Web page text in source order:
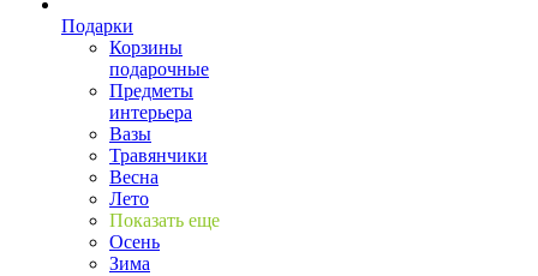
Подарки
Корзины
подарочные
Предметы
интерьера
Вазы
Травянчики
Весна
Лето
Показать еще
Осень
Зима